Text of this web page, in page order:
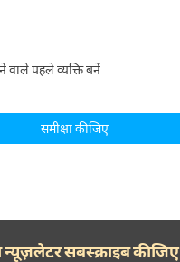
वाले पहले व्यक्ति बनें
समीक्षा कीजिए
न्यूज़लेटर सबस्क्राइब कीजिए